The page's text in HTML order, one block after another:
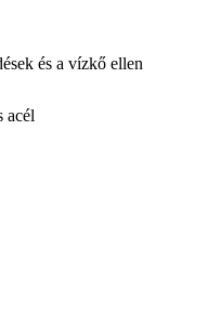
és a vízkő ellen
acél